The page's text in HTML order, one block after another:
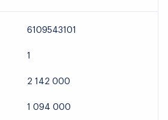
6109543101
1
2 142 000
1 094 000